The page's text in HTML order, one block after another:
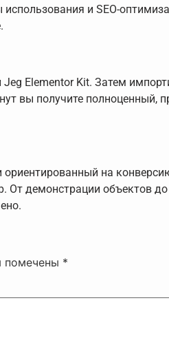
и SEO-
Jeg Elementor Kit. Затем
вы получите полноценный,
на
демонстрации объектов
помечены *